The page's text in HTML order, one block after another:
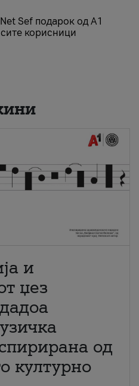
Sеf подарок од А1
корисници
и
џез
од
културно